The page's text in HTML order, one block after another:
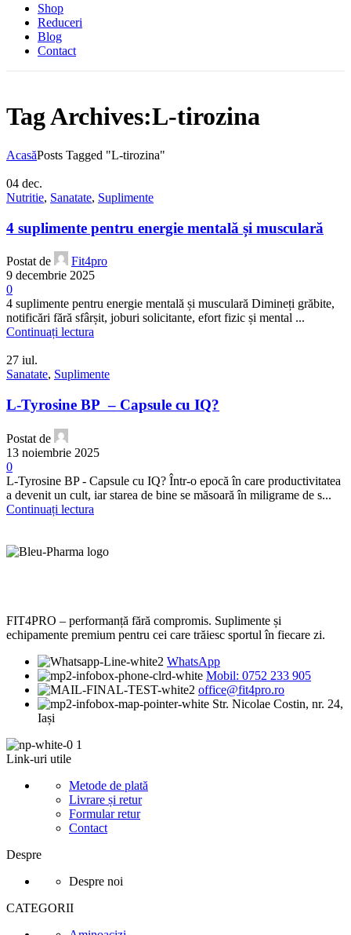
Shop
Reduceri
Blog
Contact
Tag Archives:L-tirozina
AcasăPosts Tagged "L-tirozina"
04 dec.
Nutritie, Sanatate, Suplimente
4 suplimente pentru energie mentală și musculară
Postat de
Fit4pro
9 decembrie 2025
0
4 suplimente pentru energie mentală și musculară Dimineți grăbite,
notificări fără sfârșit, joburi solicitante, efort fizic și mental ...
Continuați lectura
27 iul.
Sanatate, Suplimente
L-Tyrosine BP – Capsule cu IQ?
Postat de
13 noiembrie 2025
0
L-Tyrosine BP - Capsule cu IQ? Într-o epocă în care productivitatea
a devenit un cult, iar starea de bine se măsoară în miligrame de s...
Continuați lectura
FIT4PRO – performanță fără compromis. Suplimente și
echipamente premium pentru cei care trăiesc sportul în fiecare zi.
WhatsApp
Mobil: 0752 233 905
office@fit4pro.ro
Str. Nicolae Costin, nr. 24,
Iași
Link-uri utile
Metode de plată
Livrare și retur
Formular retur
Contact
Despre
Despre noi
CATEGORII